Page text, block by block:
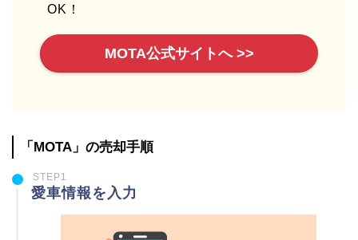
OK！
MOTA公式サイトへ >>
「MOTA」の売却手順
STEP1
愛車情報を入力